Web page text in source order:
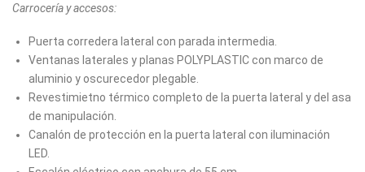
Carrocería y accesos:
Puerta corredera lateral con parada intermedia.
Ventanas laterales y planas POLYPLASTIC con marco de
aluminio y oscurecedor plegable.
Revestimietno térmico completo de la puerta lateral y del asa
de manipulación.
Canalón de protección en la puerta lateral con iluminación
LED.